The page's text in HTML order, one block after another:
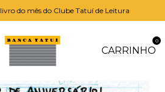
do mês do Clube Tatuí de Leitura
CARRINHO
0